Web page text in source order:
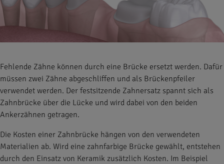
Fehlende Zähne können durch eine Brücke ersetzt werden. Dafür
müssen zwei Zähne abgeschliffen und als Brückenpfeiler
verwendet werden. Der festsitzende Zahnersatz spannt sich als
Zahnbrücke über die Lücke und wird dabei von den beiden
Ankerzähnen getragen.
Die Kosten einer Zahnbrücke hängen von den verwendeten
Materialien ab. Wird eine zahnfarbige Brücke gewählt, entstehen
durch den Einsatz von Keramik zusätzlich Kosten. Im Beispiel